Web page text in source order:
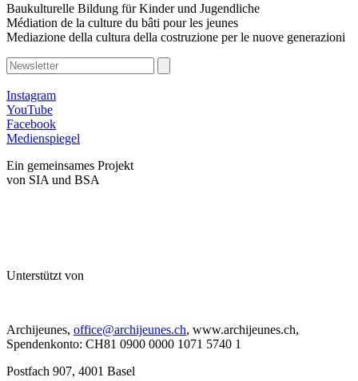
Baukulturelle Bildung für Kinder und Jugendliche
Médiation de la culture du bâti pour les jeunes
Mediazione della cultura della costruzione per le nuove generazioni
Instagram
YouTube
Facebook
Medienspiegel
Ein gemeinsames Projekt
von SIA und BSA
Unterstützt von
Archijeunes, office@archijeunes.ch, www.archijeunes.ch,
Spendenkonto: CH81 0900 0000 1071 5740 1
Postfach 907, 4001 Basel